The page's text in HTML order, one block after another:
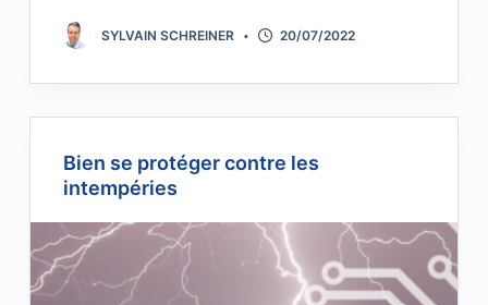
SYLVAIN SCHREINER 20/07/2022
Bien se protéger contre les
intempéries